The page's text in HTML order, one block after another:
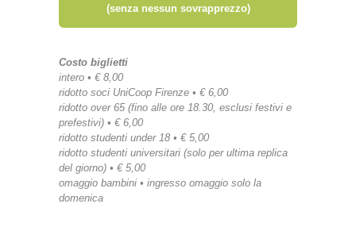
(senza nessun sovrapprezzo)
Costo biglietti
intero • € 8,00
ridotto soci UniCoop Firenze • € 6,00
ridotto over 65 (fino alle ore 18.30, esclusi festivi e
prefestivi) • € 6,00
ridotto studenti under 18 • € 5,00
ridotto studenti universitari (solo per ultima replica
del giorno) • € 5,00
omaggio bambini • ingresso omaggio solo la
domenica